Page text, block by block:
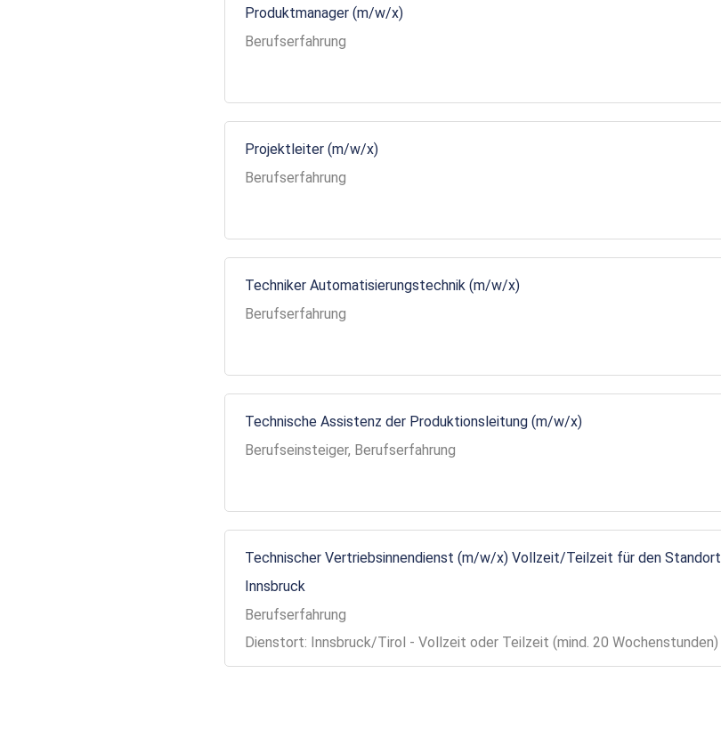
Produktmanager (m/w/x)
Berufserfahrung
Projektleiter (m/w/x)
Berufserfahrung
Techniker Automatisierungstechnik (m/w/x)
Berufserfahrung
Technische Assistenz der Produktionsleitung (m/w/x)
Berufseinsteiger, Berufserfahrung
Technischer Vertriebsinnendienst (m/w/x) Vollzeit/Teilzeit für den Standort
Innsbruck
Berufserfahrung
Dienstort: Innsbruck/Tirol - Vollzeit oder Teilzeit (mind. 20 Wochenstunden)